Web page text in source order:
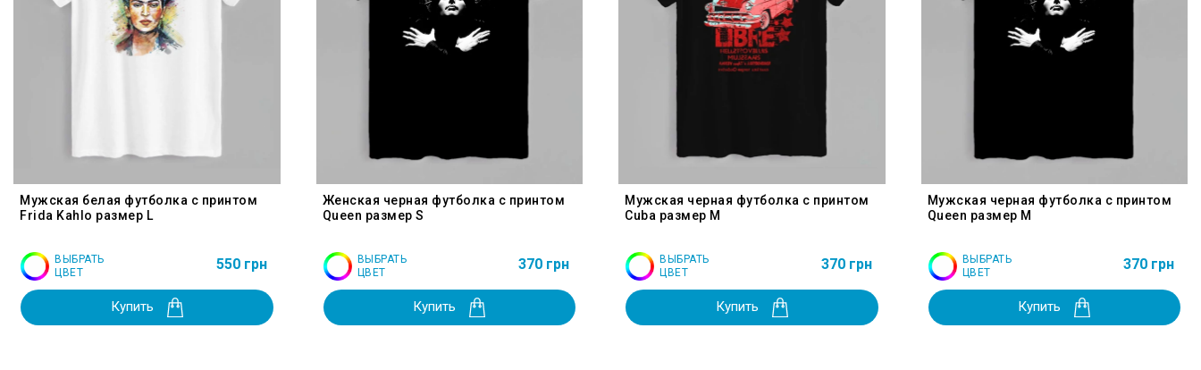
Мужская белая футболка с принтом
Frida Kahlo размер L
ВЫБРАТЬ
ЦВЕТ
550 грн
Купить
Женская черная футболка с принтом
Queen размер S
ВЫБРАТЬ
ЦВЕТ
370 грн
Купить
Мужская черная футболка с принтом
Cuba размер M
ВЫБРАТЬ
ЦВЕТ
370 грн
Купить
Мужская черная футболка с принтом
Queen размер M
ВЫБРАТЬ
ЦВЕТ
370 грн
Купить